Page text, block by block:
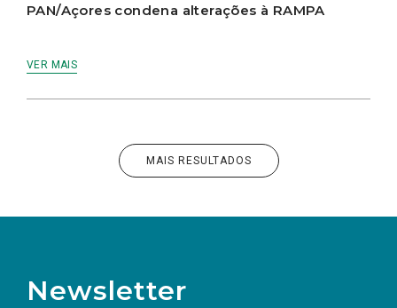
PAN/Açores condena alterações à RAMPA
VER MAIS
MAIS RESULTADOS
Newsletter